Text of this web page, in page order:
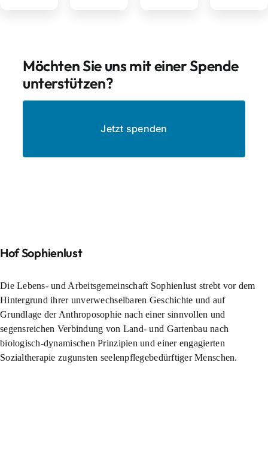
Möchten Sie uns mit einer Spende
unterstützen?
Jetzt spenden
Hof Sophienlust
Die Lebens- und Arbeitsgemeinschaft Sophienlust strebt vor dem
Hintergrund ihrer unverwechselbaren Geschichte und auf
Grundlage der Anthroposophie nach einer sinnvollen und
segensreichen Verbindung von Land- und Gartenbau nach
biologisch-dynamischen Prinzipien und einer engagierten
Sozialtherapie zugunsten seelenpflegebedürftiger Menschen.